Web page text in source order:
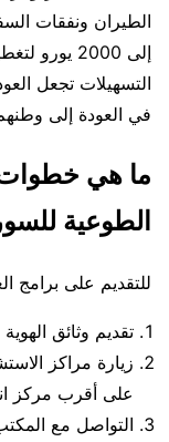
الطيران ونفقات
إلى 2000
التسهيلات تجعل
في العودة إلى
ما هي خطوات
الطوعية
للتقديم على برامج
تقديم وثائق
زيارة مراكز
على أقرب مركز
التواصل مع